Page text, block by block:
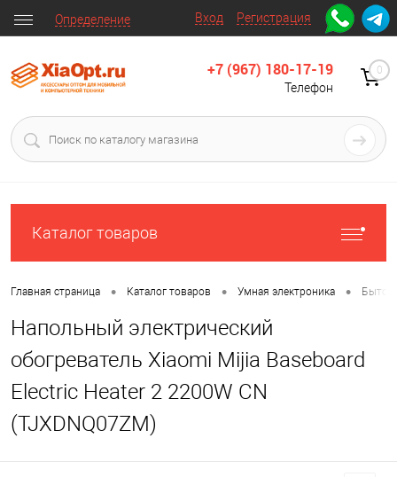
Вход Регистрация
Определение
+7 (967) 180-17-19
Телефон
0
Каталог товаров
Главная страница • Каталог товаров • Умная электроника •
Напольный электрический
обогреватель Xiaomi Mijia Baseboard
Electric Heater 2 2200W CN
(TJXDNQ07ZM)